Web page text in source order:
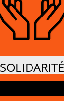
SOLIDARITÉ